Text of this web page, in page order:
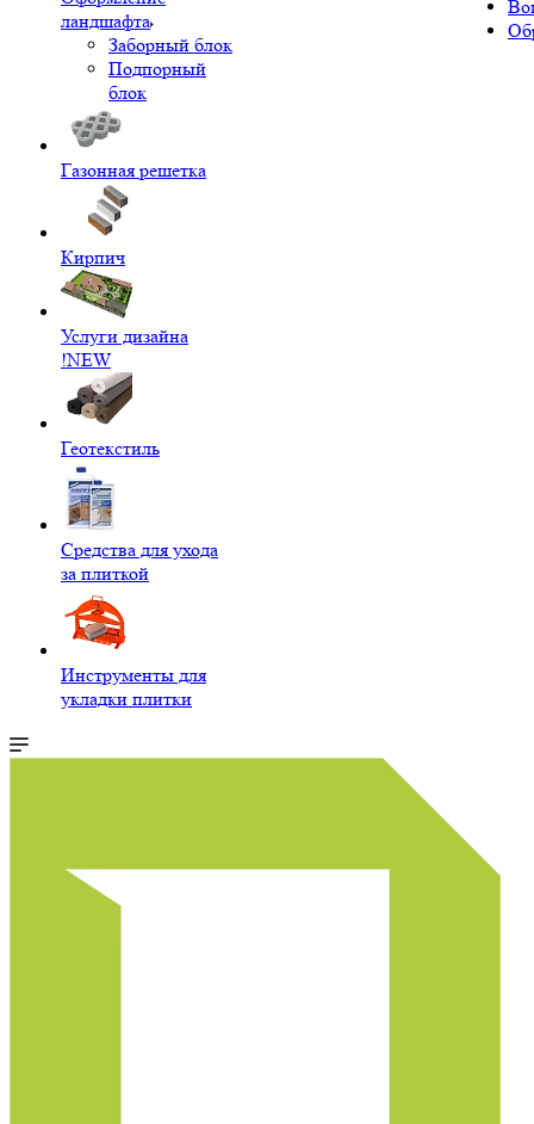
ландшафта
Заборный блок
Подпорный
блок
Газонная решетка
Кирпич
Услуги дизайна
!NEW
Геотекстиль
Средства для ухода
за плиткой
Инструменты для
укладки плитки